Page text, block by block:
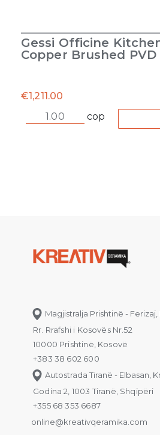
Gessi Officine
Copper Brushed PVD
€1,211.00
cop
Magjistralja Prishtinë - Ferizaj,
Rr. Rrafshi i Kosovës Nr.52
10000 Prishtinë, Kosovë
+383 38 602 600
Autostrada Tiranë - Elbasan,
Godina 2, 1003 Tiranë, Shqipëri
+355 68 353 6687
online@kreativqeramika.com